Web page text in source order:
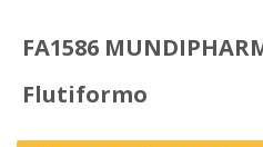
FA1586
Flutiformo